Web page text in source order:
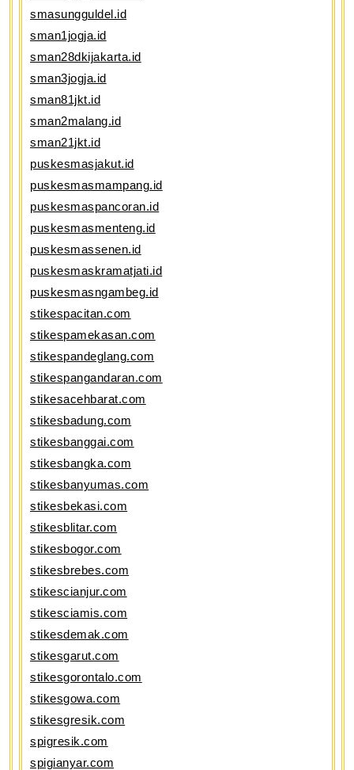
smasungguldel.id
sman1jogja.id
sman28dkijakarta.id
sman3jogja.id
sman81jkt.id
sman2malang.id
sman21jkt.id
puskesmasjakut.id
puskesmasmampang.id
puskesmaspancoran.id
puskesmasmenteng.id
puskesmassenen.id
puskesmaskramatjati.id
puskesmasngambeg.id
stikespacitan.com
stikespamekasan.com
stikespandeglang.com
stikespangandaran.com
stikesacehbarat.com
stikesbadung.com
stikesbanggai.com
stikesbangka.com
stikesbanyumas.com
stikesbekasi.com
stikesblitar.com
stikesbogor.com
stikesbrebes.com
stikescianjur.com
stikesciamis.com
stikesdemak.com
stikesgarut.com
stikesgorontalo.com
stikesgowa.com
stikesgresik.com
spigresik.com
spigianyar.com